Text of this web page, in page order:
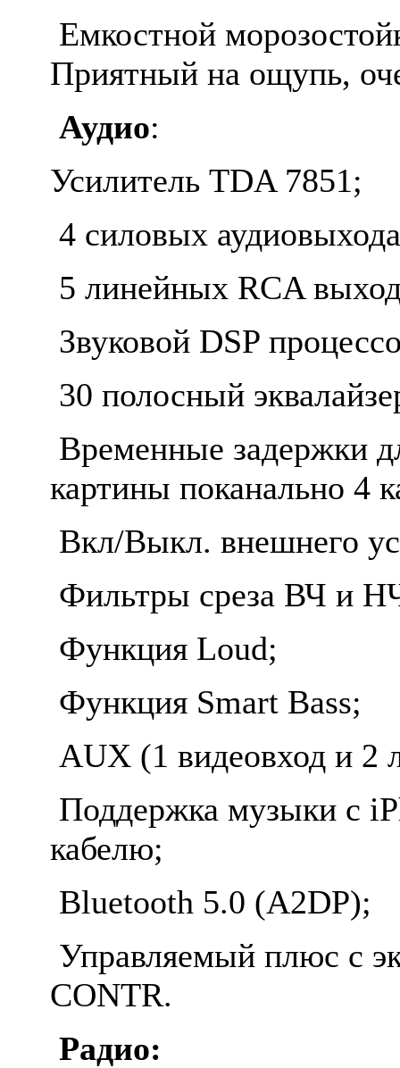
Емкостной
Приятный на ощупь,
Аудио:
Усилитель TDA 7851;
4 силовых
5 линейных RCA
Звуковой DSP
30 полосный
Временные задержки
картины поканально 4
Вкл/Выкл. внешнего
Фильтры среза ВЧ и
Функция Loud;
Функция Smart Bass;
AUX (1 видеовход и 2
Поддержка музыки с
кабелю;
Bluetooth 5.0 (A2DP);
Управляемый плюс с
CONTR.
Радио: